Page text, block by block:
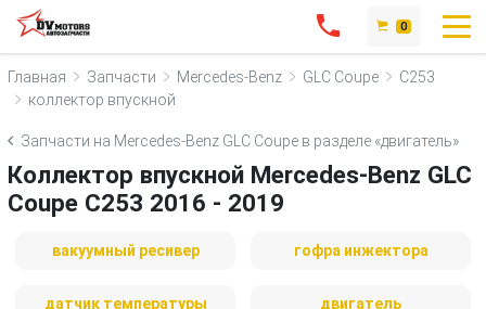
0
Главная Запчасти Mercedes-Benz GLC Coupe
C253
коллектор впускной
Запчасти на Mercedes-Benz GLC Coupe в разделе «двигатель»
Коллектор впускной Mercedes-Benz GLC
Coupe C253 2016 - 2019
вакуумный ресивер гофра инжектора
датчик температуры двигатель